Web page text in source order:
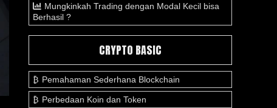
Mungkinkah Trading dengan Modal Kecil bisa
Berhasil ?
CRYPTO BASIC
Pemahaman Sederhana Blockchain
Perbedaan Koin dan Token